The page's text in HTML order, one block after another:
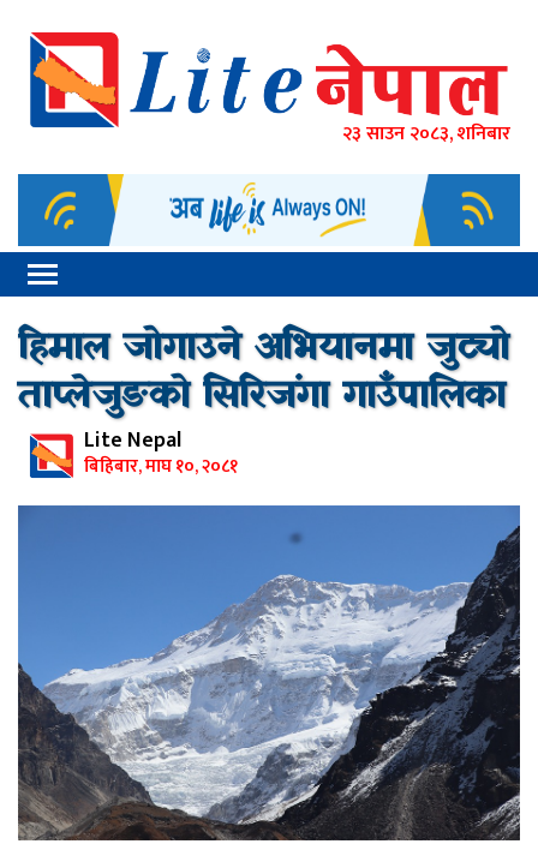
२३ साउन २०८३, शनिबार
हिमाल जोगाउने अभियानमा जुट्यो
ताप्लेजुङको सिरिजंगा गाउँपालिका
Lite Nepal
बिहिबार, माघ १०, २०८१